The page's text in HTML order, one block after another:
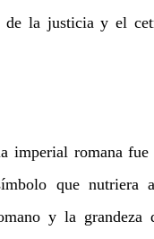
de la justicia y el
romana fue
que nutriera
y la grandeza